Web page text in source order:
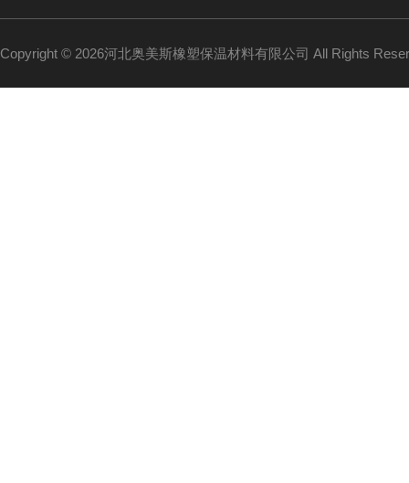
Copyright © 2026河北奥美斯橡塑保温材料有限公司 All Rights